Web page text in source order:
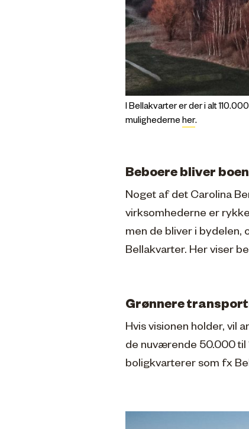
I Bellakvarter er der i alt
mulighederne her.
Beboere bliver
Noget af det Carolina
virksomhederne er
men de bliver i bydelen,
Bellakvarter. Her viser
Grønnere
Hvis visionen holder, vil
de nuværende 50.000 til
boligkvarterer som fx